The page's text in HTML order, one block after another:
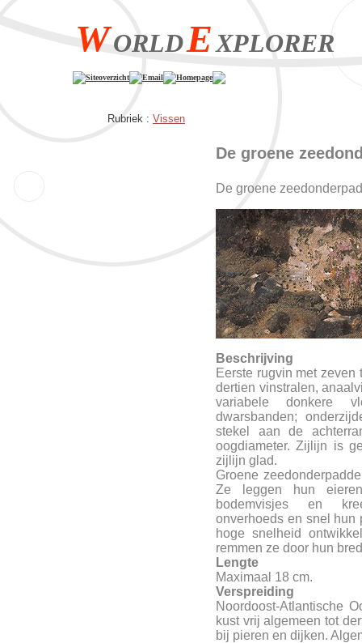
WORLDEXPLORER
Siteoverzicht Email Homepage
Rubriek : Vissen
De groene
De groene
Beschrijving
Eerste rugvin met
dertien vinstralen,
variabele donkere
dwarsbanden;
stekel aan de
oogdiameter. Zijlijn is
zijlijn glad.
Groene
Ze leggen hun
bodemvisjes en
onverhoeds en snel hun
hoge snelheid
remmen ze door hun
Lengte
Maximaal 18 cm.
Verspreiding
Noordoost-Atlantische
kust vrij algemeen tot
bij pieren en dijken.